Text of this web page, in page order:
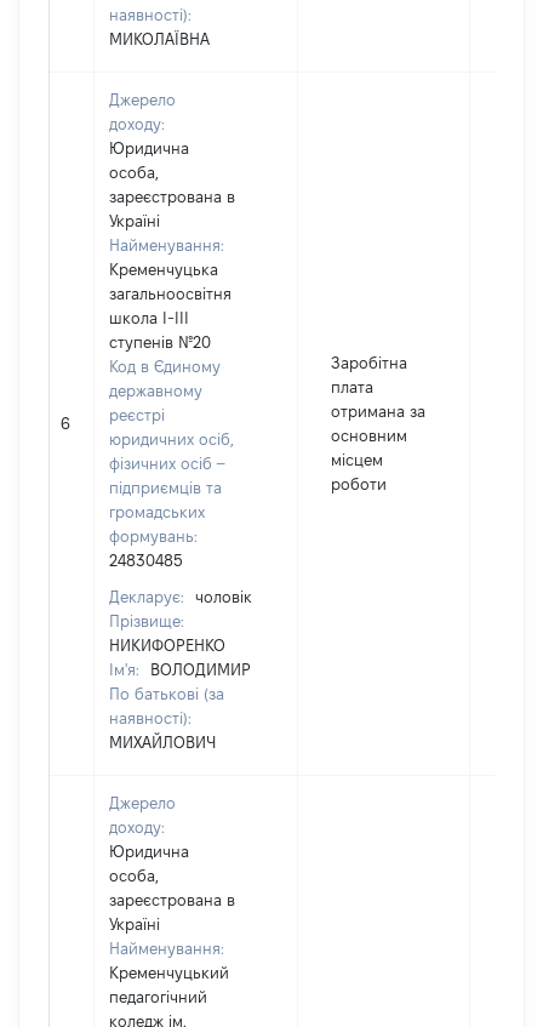
наявності):
МИКОЛАЇВНА
6
Джерело
доходу:
Юридична
особа,
зареєстрована в
Україні
Найменування:
Кременчуцька
загальноосвітня
школа І-ІІІ
ступенів №20
Код в Єдиному
державному
реєстрі
юридичних осіб,
фізичних осіб –
підприємців та
громадських
формувань:
24830485
Декларує:
чоловік
Прізвище:
НИКИФОРЕНКО
Ім'я:
ВОЛОДИМИР
По батькові (за
наявності):
МИХАЙЛОВИЧ
Заробітна
плата
отримана за
основним
місцем
роботи
Джерело
доходу:
Юридична
особа,
зареєстрована в
Україні
Найменування:
Кременчуцький
педагогічний
коледж ім.